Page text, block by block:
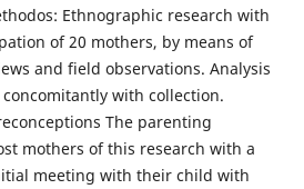
Ethnographic research with
of 20 mothers, by means of
and field observations. Analysis
with collection.
The parenting
mothers of this research with a
meeting with their child with